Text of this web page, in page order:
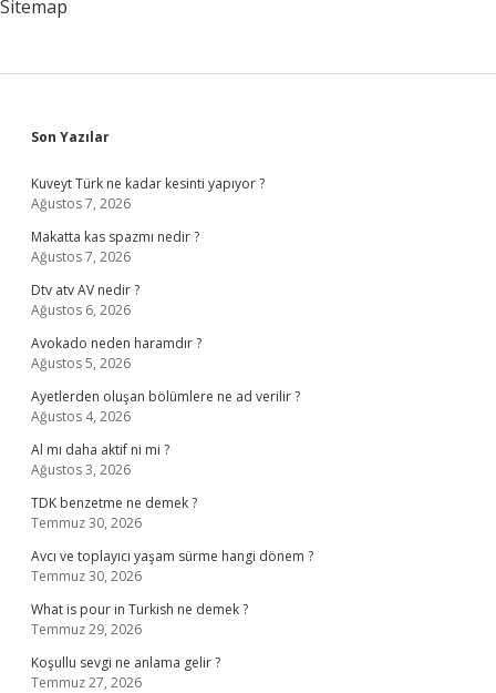
Sitemap
Sidebar
Son Yazılar
Kuveyt Türk ne kadar kesinti yapıyor ?
Ağustos 7, 2026
Makatta kas spazmı nedir ?
Ağustos 7, 2026
Dtv atv AV nedir ?
Ağustos 6, 2026
Avokado neden haramdır ?
Ağustos 5, 2026
Ayetlerden oluşan bölümlere ne ad verilir ?
Ağustos 4, 2026
Al mı daha aktif ni mi ?
Ağustos 3, 2026
TDK benzetme ne demek ?
Temmuz 30, 2026
Avcı ve toplayıcı yaşam sürme hangi dönem ?
Temmuz 30, 2026
What is pour in Turkish ne demek ?
Temmuz 29, 2026
Koşullu sevgi ne anlama gelir ?
Temmuz 27, 2026